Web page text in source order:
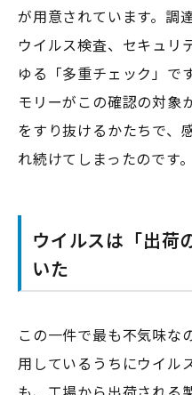
が用意されています。調
ウイルス検査、セキュリ
ゆる「多重チェック」で
モリーがこの確認の対象
をすり抜けるかたちで、
れ続けてしまったのです。
ウイルスは「出荷
いた
この一件で最も不気味な
用しているうちにウイル